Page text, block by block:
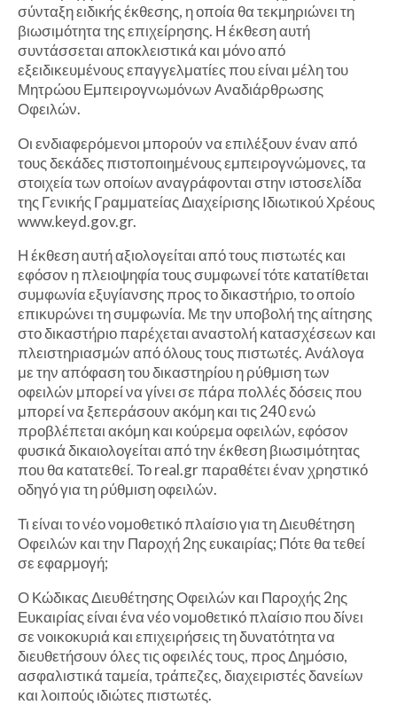
σύνταξη ειδικής έκθεσης, η οποία θα τεκμηριώνει τη
βιωσιμότητα της επιχείρησης. Η έκθεση αυτή
συντάσσεται αποκλειστικά και μόνο από
εξειδικευμένους επαγγελματίες που είναι μέλη του
Μητρώου Εμπειρογνωμόνων Αναδιάρθρωσης
Οφειλών.
Οι ενδιαφερόμενοι μπορούν να επιλέξουν έναν από
τους δεκάδες πιστοποιημένους εμπειρογνώμονες, τα
στοιχεία των οποίων αναγράφονται στην ιστοσελίδα
της Γενικής Γραμματείας Διαχείρισης Ιδιωτικού Χρέους
www.keyd.gov.gr.
Η έκθεση αυτή αξιολογείται από τους πιστωτές και
εφόσον η πλειοψηφία τους συμφωνεί τότε κατατίθεται
συμφωνία εξυγίανσης προς το δικαστήριο, το οποίο
επικυρώνει τη συμφωνία. Με την υποβολή της αίτησης
στο δικαστήριο παρέχεται αναστολή κατασχέσεων και
πλειστηριασμών από όλους τους πιστωτές. Ανάλογα
με την απόφαση του δικαστηρίου η ρύθμιση των
οφειλών μπορεί να γίνει σε πάρα πολλές δόσεις που
μπορεί να ξεπεράσουν ακόμη και τις 240 ενώ
προβλέπεται ακόμη και κούρεμα οφειλών, εφόσον
φυσικά δικαιολογείται από την έκθεση βιωσιμότητας
που θα κατατεθεί. Το real.gr παραθέτει έναν χρηστικό
οδηγό για τη ρύθμιση οφειλών.
Τι είναι το νέο νομοθετικό πλαίσιο για τη Διευθέτηση
Οφειλών και την Παροχή 2ης ευκαιρίας; Πότε θα τεθεί
σε εφαρμογή;
Ο Κώδικας Διευθέτησης Οφειλών και Παροχής 2ης
Ευκαιρίας είναι ένα νέο νομοθετικό πλαίσιο που δίνει
σε νοικοκυριά και επιχειρήσεις τη δυνατότητα να
διευθετήσουν όλες τις οφειλές τους, προς Δημόσιο,
ασφαλιστικά ταμεία, τράπεζες, διαχειριστές δανείων
και λοιπούς ιδιώτες πιστωτές.